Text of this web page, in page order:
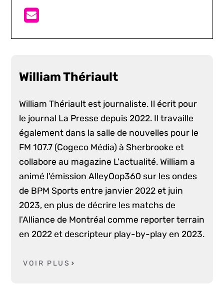
William Thériault
William Thériault est journaliste. Il écrit pour
le journal La Presse depuis 2022. Il travaille
également dans la salle de nouvelles pour le
FM 107.7 (Cogeco Média) à Sherbrooke et
collabore au magazine L'actualité. William a
animé l'émission AlleyOop360 sur les ondes
de BPM Sports entre janvier 2022 et juin
2023, en plus de décrire les matchs de
l'Alliance de Montréal comme reporter terrain
en 2022 et descripteur play-by-play en 2023.
VOIR PLUS